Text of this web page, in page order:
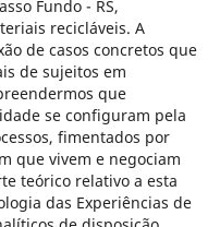
Fundo - RS,
recicláveis. A
de casos concretos que
de sujeitos em
que
se configuram pela
fimentados por
que vivem e negociam
teórico relativo a esta
das Experiências de